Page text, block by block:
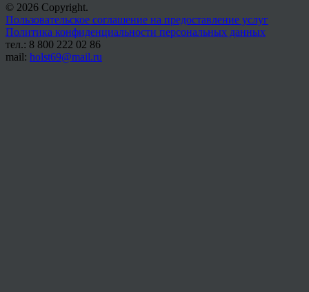
© 2026 Copyright.
Пользовательское соглашение на предоставление услуг
Политика конфиденциальности персональных данных
тел.: 8 800 222 02 86
mail: holst69@mail.ru